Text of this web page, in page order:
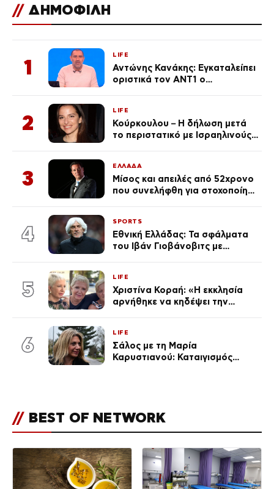
// ΔΗΜΟΦΙΛΗ
1
LIFE
Αντώνης Κανάκης: Εγκαταλείπει
οριστικά τον ΑΝΤ1 ο
2
LIFE
Κούρκουλου – Η δήλωση μετά
το περιστατικό με Ισραηλινούς:
πλουσιοκόριτσο»
3
ΕΛΛΑΔΑ
Μίσος και απειλές από 52χρονο
που συνελήφθη για στοχοποίηση
στην Ελλάδα
4
SPORTS
Εθνική Ελλάδας: Τα σφάλματα
του Ιβάν Γιοβάνοβιτς με
αποκλεισμό από το Μουντιάλ
5
LIFE
Χριστίνα Κοραή: «Η εκκλησία
αρνήθηκε να κηδέψει την
6
LIFE
Σάλος με τη Μαρία
Καρυστιανού: Καταιγισμός
// BEST OF NETWORK